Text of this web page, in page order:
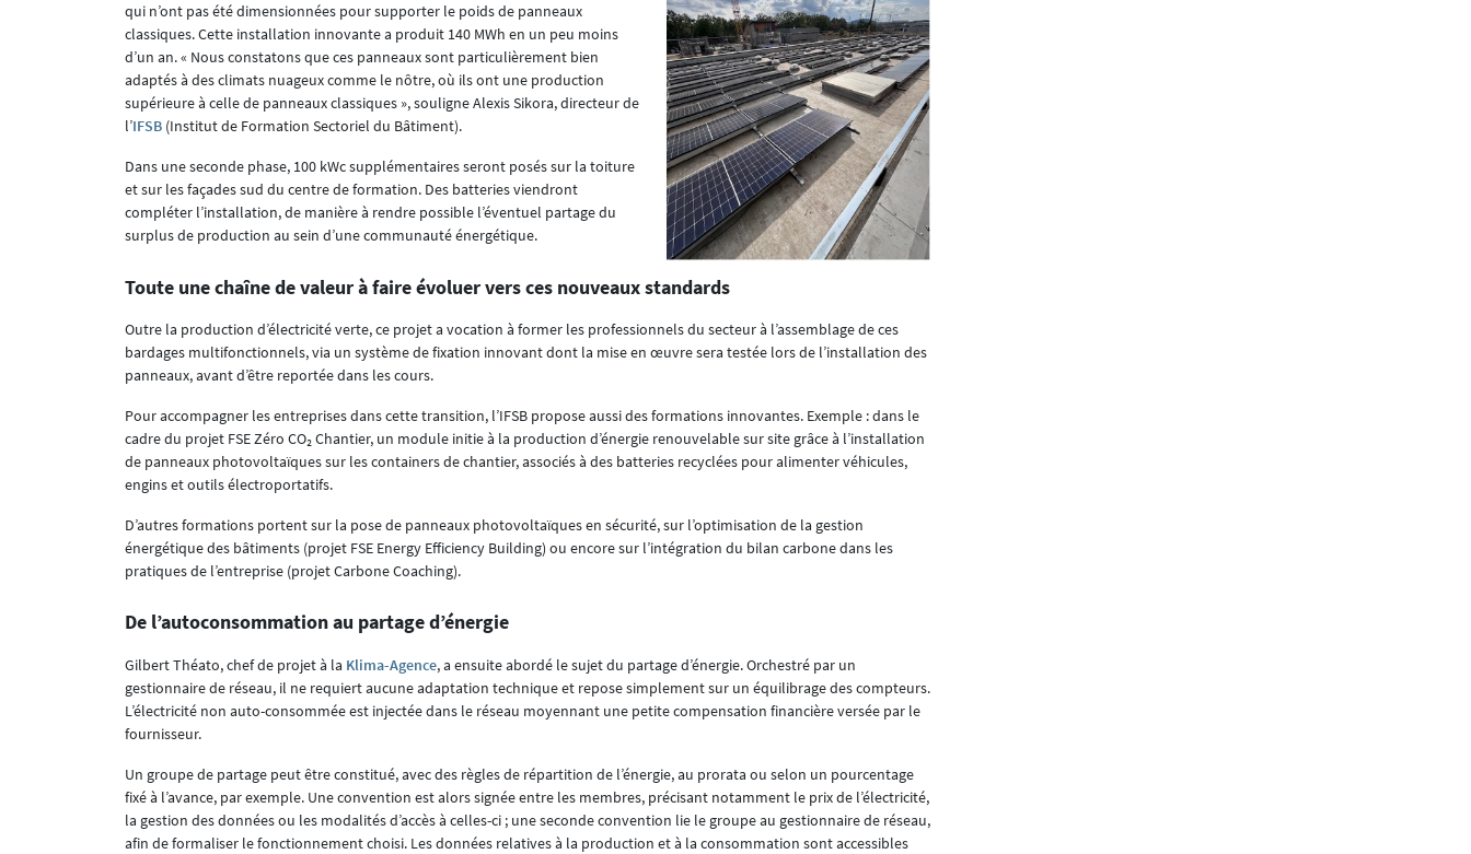
qui n’ont pas été dimensionnées pour supporter le poids de panneaux
classiques. Cette installation innovante a produit 140 MWh en un peu moins
d’un an. « Nous constatons que ces panneaux sont particulièrement bien
adaptés à des climats nuageux comme le nôtre, où ils ont une production
supérieure à celle de panneaux classiques », souligne Alexis Sikora, directeur de
l’IFSB (Institut de Formation Sectoriel du Bâtiment).
Dans une seconde phase, 100 kWc supplémentaires seront posés sur la toiture
et sur les façades sud du centre de formation. Des batteries viendront
compléter l’installation, de manière à rendre possible l’éventuel partage du
surplus de production au sein d’une communauté énergétique.
Toute une chaîne de valeur à faire évoluer vers ces nouveaux standards
Outre la production d’électricité verte, ce projet a vocation à former les professionnels du secteur à l’assemblage de ces
bardages multifonctionnels, via un système de fixation innovant dont la mise en œuvre sera testée lors de l’installation des
panneaux, avant d’être reportée dans les cours.
Pour accompagner les entreprises dans cette transition, l’IFSB propose aussi des formations innovantes. Exemple : dans le
cadre du projet FSE Zéro CO₂ Chantier, un module initie à la production d’énergie renouvelable sur site grâce à l’installation
de panneaux photovoltaïques sur les containers de chantier, associés à des batteries recyclées pour alimenter véhicules,
engins et outils électroportatifs.
D’autres formations portent sur la pose de panneaux photovoltaïques en sécurité, sur l’optimisation de la gestion
énergétique des bâtiments (projet FSE Energy Efficiency Building) ou encore sur l’intégration du bilan carbone dans les
pratiques de l’entreprise (projet Carbone Coaching).
De l’autoconsommation au partage d’énergie
Gilbert Théato, chef de projet à la Klima-Agence, a ensuite abordé le sujet du partage d’énergie. Orchestré par un
gestionnaire de réseau, il ne requiert aucune adaptation technique et repose simplement sur un équilibrage des compteurs.
L’électricité non auto-consommée est injectée dans le réseau moyennant une petite compensation financière versée par le
fournisseur.
Un groupe de partage peut être constitué, avec des règles de répartition de l’énergie, au prorata ou selon un pourcentage
fixé à l’avance, par exemple. Une convention est alors signée entre les membres, précisant notamment le prix de l’électricité,
la gestion des données ou les modalités d’accès à celles-ci ; une seconde convention lie le groupe au gestionnaire de réseau,
afin de formaliser le fonctionnement choisi. Les données relatives à la production et à la consommation sont accessibles